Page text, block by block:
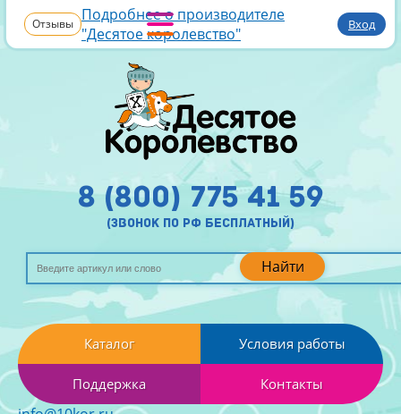
Отзывы Подробнее о производителе
"Десятое королевство"
Вход
Найти
8 (800) 775 41 59
(звонок по рф бесплатный)
Каталог Условия работы
Поддержка Контакты